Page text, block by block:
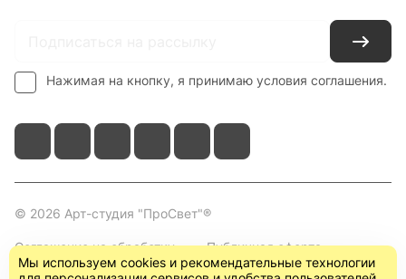
Нажимая на кнопку, я принимаю условия соглашения.
© 2026 Арт-студия "ПроСвет"®
Соглашение на обработку
персональных данных
Публичная оферта
(пользовательское
Мы используем cookies и рекомендательные технологии